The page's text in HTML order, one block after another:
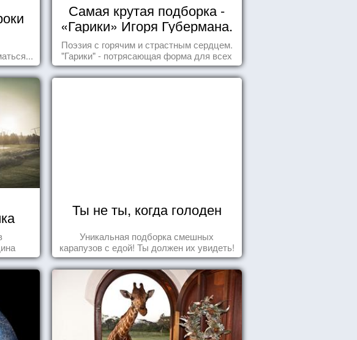
Самая крутая подборка -
«Гарики» Игоря Губермана.
Читайте, получайте
удовольствие!
Поэзия с горячим и страстным сердцем.
"Гарики" - потрясающая форма для всех
случаев жизни.
Ты не ты, когда голоден
Уникальная подборка смешных
карапузов с едой! Ты должен их увидеть!